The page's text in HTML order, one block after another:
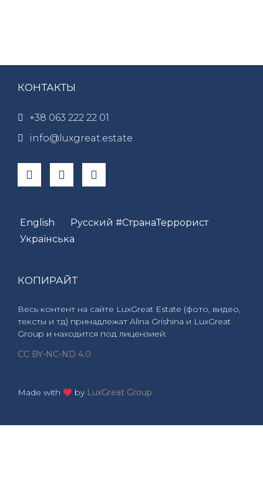
КОНТАКТЫ
+38 063 222 22 01
info@luxgreat.estate
English
Русский #СтранаТеррорист
Українська
КОПИРАЙТ
Весь контент на сайте LuxGreat Estate (фото, видео,
тексты и тд) принадлежат Alina Grishina и LuxGreat
Group и находится под лицензией:
CC BY-NC-ND 4.0
Made with by LuxGreat Group